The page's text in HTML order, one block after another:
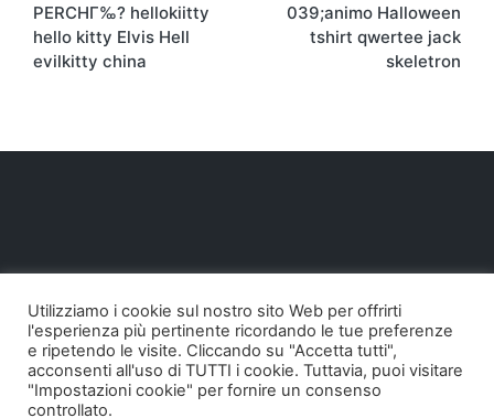
PERCHΓ‰? hellokiitty
hello kitty Elvis Hell
evilkitty china
039;animo Halloween
tshirt qwertee jack
skeletron
Utilizziamo i cookie sul nostro sito Web per offrirti
l'esperienza più pertinente ricordando le tue preferenze
e ripetendo le visite. Cliccando su "Accetta tutti",
acconsenti all'uso di TUTTI i cookie. Tuttavia, puoi visitare
"Impostazioni cookie" per fornire un consenso
controllato.